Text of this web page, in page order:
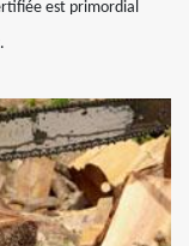
est primordial